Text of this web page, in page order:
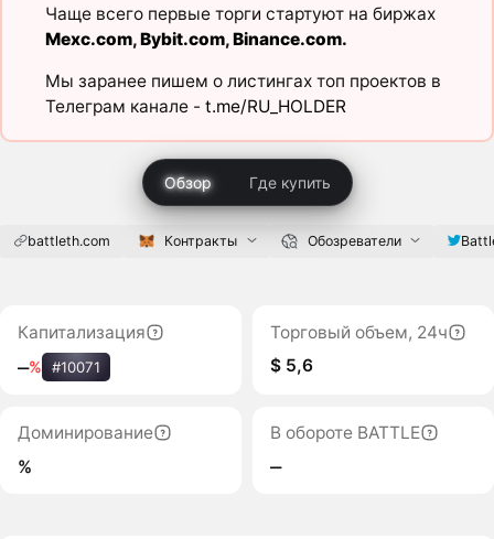
Чаще всего первые торги стартуют на биржах
Mexc.com,Bybit.com,Binance.com.
Мы заранее пишем о листингах топ проектов в
Телеграм канале - t.me/RU_HOLDER
Обзор Где купить
battleth.com Контракты Обозреватели
Капитализация
‒% #10071
Торговый объем, 24ч
$ 5,6
Доминирование
%
В обороте BATTLE
‒